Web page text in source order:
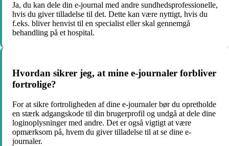
Ja, du kan dele din e-journal med andre sundhedsprofessionelle,
hvis du giver tilladelse til det. Dette kan være nyttigt, hvis du
f.eks. bliver henvist til en specialist eller skal gennemgå
behandling på et hospital.
Hvordan sikrer jeg, at mine e-journaler forbliver
fortrolige?
For at sikre fortroligheden af dine e-journaler bør du opretholde
en stærk adgangskode til din brugerprofil og undgå at dele dine
loginoplysninger med andre. Det er også vigtigt at være
opmærksom på, hvem du giver tilladelse til at se dine e-
journaler.